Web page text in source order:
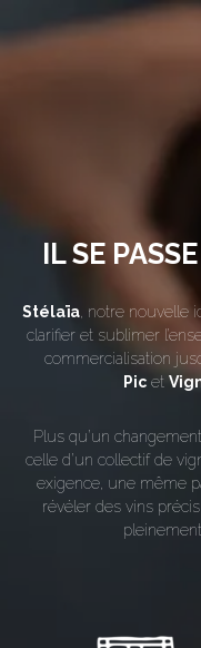
IL SE
Stélaïa, notre nouvelle
clarifier et sublimer
commercialisation
Picet
Plus qu’un
celle d’un collectif de
exigence, une même
révéler des vins